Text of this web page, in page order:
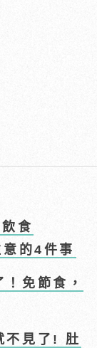
食
的4件事
免節食，
不見了! 肚